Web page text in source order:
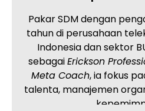
Pakar SDM dengan
tahun di perusahaan
Indonesia dan sektor
sebagaiErickson
Meta Coach, ia fokus
talenta, manajemen